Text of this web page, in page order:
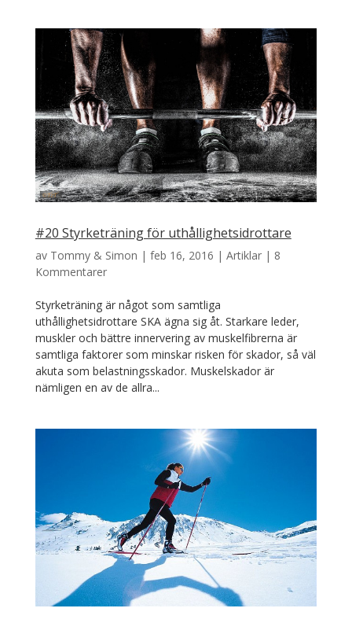
#20 Styrketräning för uthållighetsidrottare
av Tommy & Simon | feb 16, 2016 | Artiklar| 8
Kommentarer
Styrketräning är något som samtliga
uthållighetsidrottare SKA ägna sig åt. Starkare leder,
muskler och bättre innervering av muskelfibrerna är
samtliga faktorer som minskar risken för skador, så väl
akuta som belastningsskador. Muskelskador är
nämligen en av de allra...